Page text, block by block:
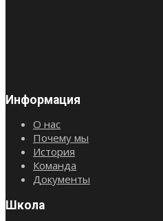
Информация
О нас
Почему мы
История
Команда
Документы
Школа